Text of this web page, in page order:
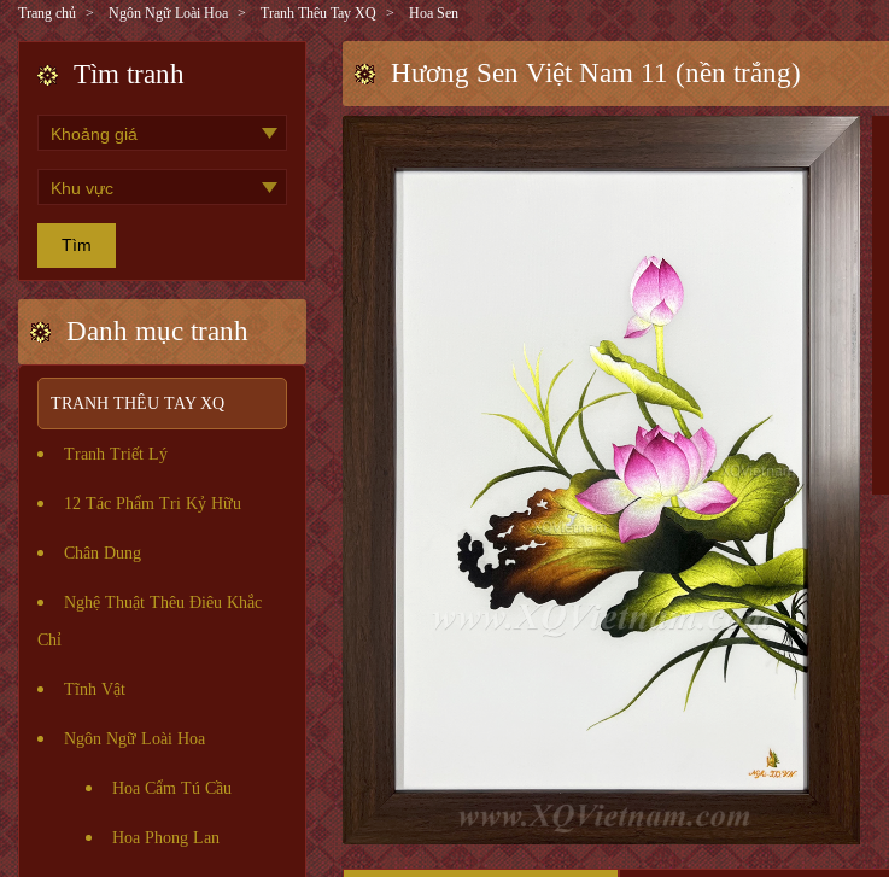
Trang chủ Ngôn Ngữ Loài Hoa Tranh Thêu Tay XQ Hoa Sen
Tìm tranh
Tìm
Danh mục tranh
TRANH THÊU TAY XQ
Tranh Triết Lý
12 Tác Phẩm Tri Kỷ Hữu
Chân Dung
Nghệ Thuật Thêu Điêu Khắc
Chỉ
Tĩnh Vật
Ngôn Ngữ Loài Hoa
Hoa Cẩm Tú Cầu
Hoa Phong Lan
Hương Sen Việt Nam 11 (nền trắng)